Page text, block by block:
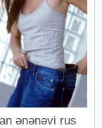
ənənəvi rus